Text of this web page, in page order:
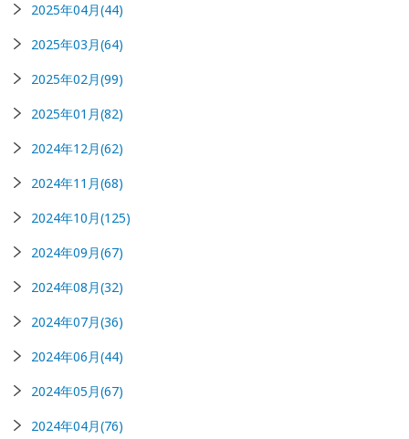
2025年04月(44)
2025年03月(64)
2025年02月(99)
2025年01月(82)
2024年12月(62)
2024年11月(68)
2024年10月(125)
2024年09月(67)
2024年08月(32)
2024年07月(36)
2024年06月(44)
2024年05月(67)
2024年04月(76)